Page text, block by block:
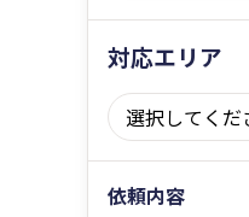
対応エリア
依頼内容